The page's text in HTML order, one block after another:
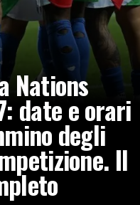
Nations
date e orari
degli
Il